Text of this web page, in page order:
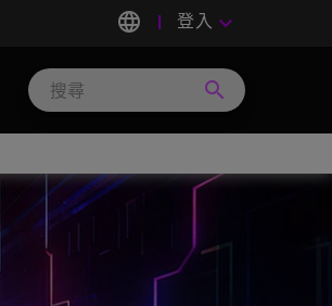
language 登入 keyboard_arrow_down
search